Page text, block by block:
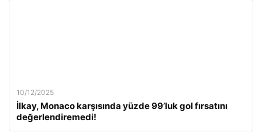
10/12/2025
İlkay, Monaco karşısında yüzde 99’luk gol fırsatını
değerlendiremedi!